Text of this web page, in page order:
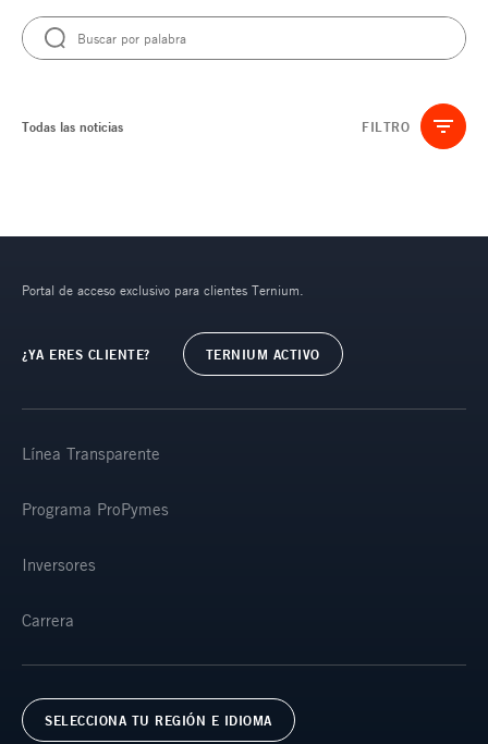
Todas las noticias FILTRO
Portal de acceso exclusivo para clientes Ternium.
¿YA ERES CLIENTE? TERNIUM ACTIVO
Línea Transparente
Programa ProPymes
Inversores
Carrera
SELECCIONA TU REGIÓN E IDIOMA